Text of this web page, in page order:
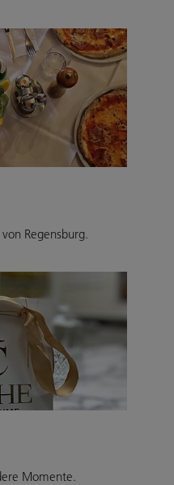
Regensburg.
Momente.